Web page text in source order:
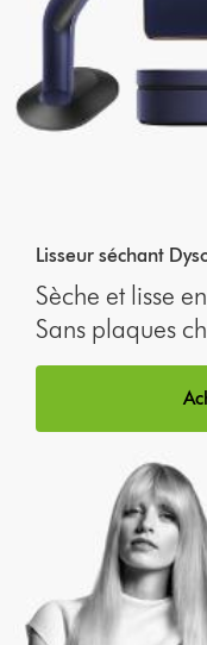
Lisseur séchant
Sèche et lisse
Sans plaques